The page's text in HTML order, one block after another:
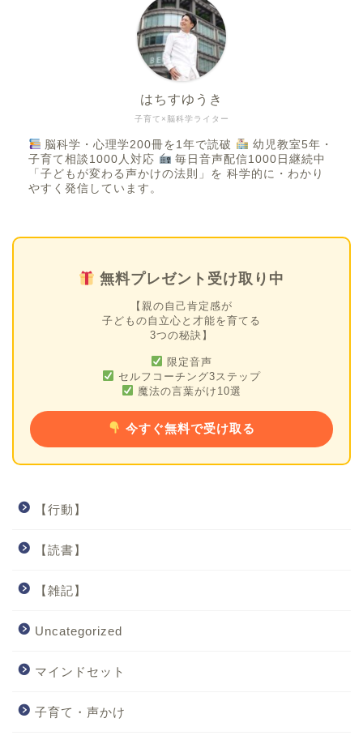
子育て×脳科学ライター
はちすゆうき
脳科学・心理学200冊を1年で読破
幼児教室5年・
子育て相談1000人対応
毎日音声配信1000日継続中
「子どもが変わる声かけの法則」を 科学的に・わかり
やすく発信しています。
無料プレゼント受け取り中
【親の自己肯定感が
子どもの自立心と才能を育てる
3つの秘訣】
限定音声
セルフコーチング3ステップ
魔法の言葉がけ10選
今すぐ無料で受け取る
【行動】
【読書】
【雑記】
Uncategorized
マインドセット
子育て・声かけ